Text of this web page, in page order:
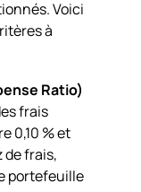
Voici
à
Ratio)
frais
0,10 % et
de frais,
portefeuille